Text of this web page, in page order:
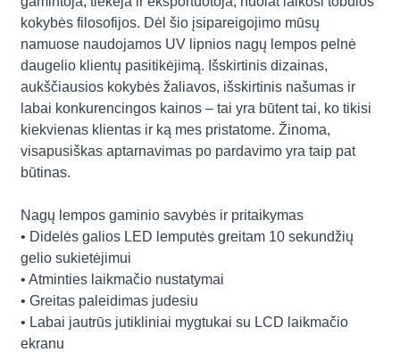
kokybės filosofijos. Dėl šio įsipareigojimo mūsų
namuose naudojamos UV lipnios nagų lempos pelnė
daugelio klientų pasitikėjimą. Išskirtinis dizainas,
aukščiausios kokybės žaliavos, išskirtinis našumas ir
labai konkurencingos kainos – tai yra būtent tai, ko tikisi
kiekvienas klientas ir ką mes pristatome. Žinoma,
visapusiškas aptarnavimas po pardavimo yra taip pat
būtinas.
Nagų lempos gaminio savybės ir pritaikymas
• Didelės galios LED lemputės greitam 10 sekundžių
gelio sukietėjimui
• Atminties laikmačio nustatymai
• Greitas paleidimas judesiu
• Labai jautrūs jutikliniai mygtukai su LCD laikmačio
ekranu